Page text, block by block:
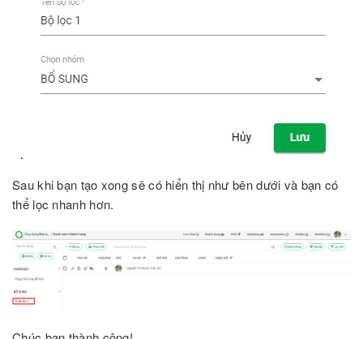
Sau khi bạn tạo xong sẽ có hiển thị như bên dưới và bạn có
thể lọc nhanh hơn.